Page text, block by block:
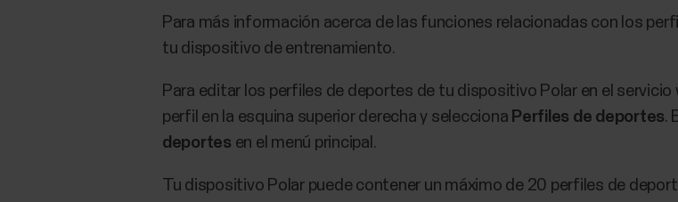
Para más información acerca de las funciones relacionadas con los
tu dispositivo de entrenamiento.
Para editar los perfiles de deportes de tu dispositivo Polar en el
perfil en la esquina superior derecha y selecciona Perfiles de deportes.
deportes en el menú principal.
Tu dispositivo Polar puede contener un máximo de 20 perfiles de